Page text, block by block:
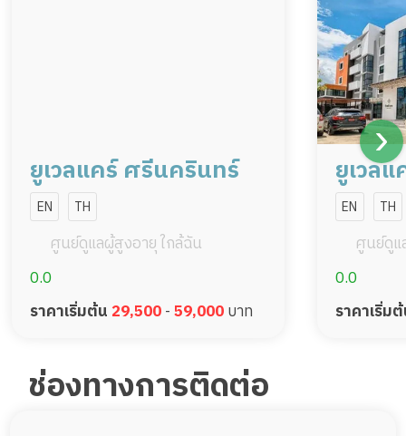
37,500บาท
จองห้องพักนี้
ยูเวลแคร์ ศรีนครินทร์
EN TH
ศูนย์ดูแลผู้สูงอายุ ใกล้ฉัน
0.0
ราคาเริ่มต้น 29,500-59,000บาท
ยูเวล
EN TH
ศูนย์ดูแ
0.0
ราคาเริ่ม
ช่องทางการติดต่อ